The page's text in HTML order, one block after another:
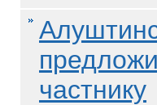
частнику